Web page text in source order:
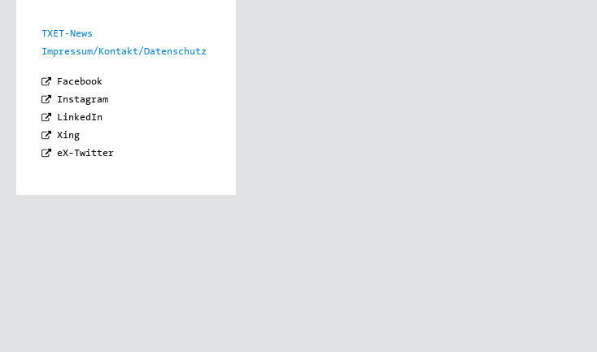
TXET-News
Impressum/Kontakt/Datenschutz
Facebook
Instagram
LinkedIn
Xing
eX-Twitter